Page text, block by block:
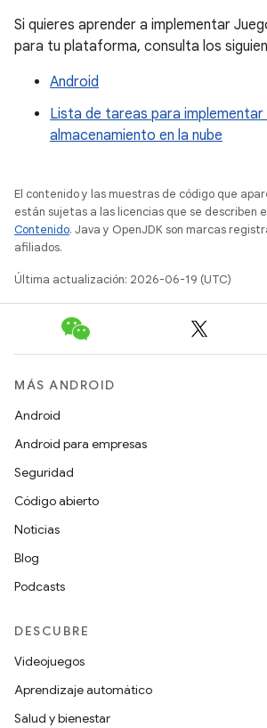
Si quieres aprender a implementar
para tu plataforma, consulta los
Android
Lista de tareas para implementar
almacenamiento en la nube
El contenido y las muestras de código que
están sujetas a las licencias que se describen
Contenido. Java y OpenJDK son marcas
afiliados.
Última actualización: 2026-06-19 (UTC)
MÁS ANDROID
Android
Android para empresas
Seguridad
Código abierto
Noticias
Blog
Podcasts
DESCUBRE
Videojuegos
Aprendizaje automático
Salud y bienestar